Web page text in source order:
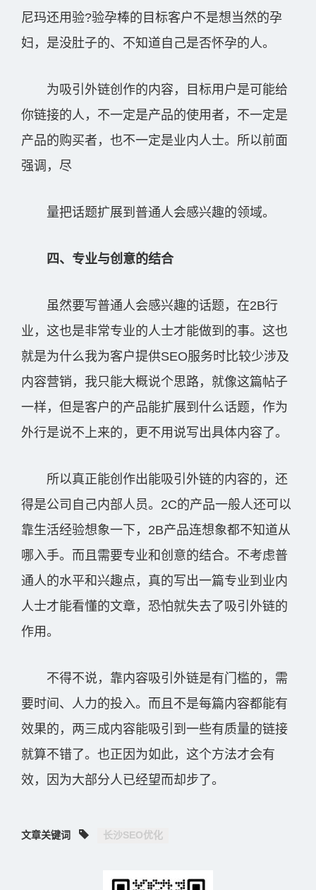
尼玛还用验?验孕棒的目标客户不是想当然的孕
妇，是没肚子的、不知道自己是否怀孕的人。
为吸引外链创作的内容，目标用户是可能给
你链接的人，不一定是产品的使用者，不一定是
产品的购买者，也不一定是业内人士。所以前面
强调，尽
量把话题扩展到普通人会感兴趣的领域。
四、专业与创意的结合
虽然要写普通人会感兴趣的话题，在2B行
业，这也是非常专业的人士才能做到的事。这也
就是为什么我为客户提供SEO服务时比较少涉及
内容营销，我只能大概说个思路，就像这篇帖子
一样，但是客户的产品能扩展到什么话题，作为
外行是说不上来的，更不用说写出具体内容了。
所以真正能创作出能吸引外链的内容的，还
得是公司自己内部人员。2C的产品一般人还可以
靠生活经验想象一下，2B产品连想象都不知道从
哪入手。而且需要专业和创意的结合。不考虑普
通人的水平和兴趣点，真的写出一篇专业到业内
人士才能看懂的文章，恐怕就失去了吸引外链的
作用。
不得不说，靠内容吸引外链是有门槛的，需
要时间、人力的投入。而且不是每篇内容都能有
效果的，两三成内容能吸引到一些有质量的链接
就算不错了。也正因为如此，这个方法才会有
效，因为大部分人已经望而却步了。
文章关键词 长沙SEO优化